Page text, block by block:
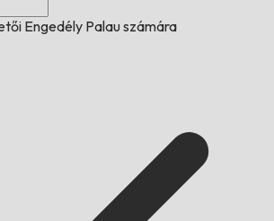
Engedély Palau számára